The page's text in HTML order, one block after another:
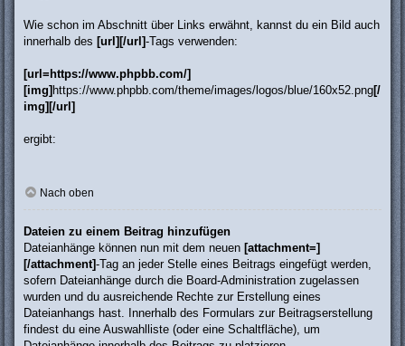
Wie schon im Abschnitt über Links erwähnt, kannst du ein Bild auch
innerhalb des [url][/url]-Tags verwenden:
[url=https://www.phpbb.com/]
[img] https://www.phpbb.com/theme/images/logos/blue/160x52.png[/
img][/url]
ergibt:
Nach oben
Dateien zu einem Beitrag hinzufügen
Dateianhänge können nun mit dem neuen [attachment=]
[/attachment]-Tag an jeder Stelle eines Beitrags eingefügt werden,
sofern Dateianhänge durch die Board-Administration zugelassen
wurden und du ausreichende Rechte zur Erstellung eines
Dateianhangs hast. Innerhalb des Formulars zur Beitragserstellung
findest du eine Auswahlliste (oder eine Schaltfläche), um